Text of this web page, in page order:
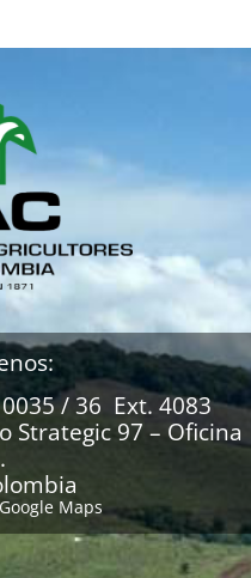
/ 36 Ext. 4083
Strategic 97 – Oficina
Maps